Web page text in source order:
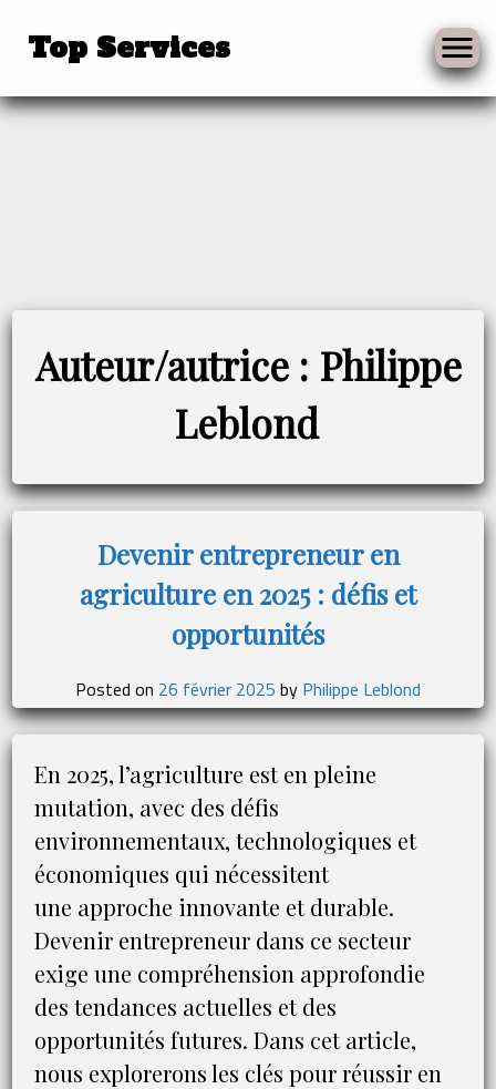
Skip
content
Top Services
Auteur/autrice : Philippe
Leblond
Devenir entrepreneur en
agriculture en 2025 : défis et
opportunités
Posted on 26 février 2025 by Philippe Leblond
En 2025, l’agriculture est en pleine
mutation, avec des défis
environnementaux, technologiques et
économiques qui nécessitent
une approche innovante et durable.
Devenir entrepreneur dans ce secteur
exige une compréhension approfondie
des tendances actuelles et des
opportunités futures. Dans cet article,
nous explorerons les clés pour réussir en